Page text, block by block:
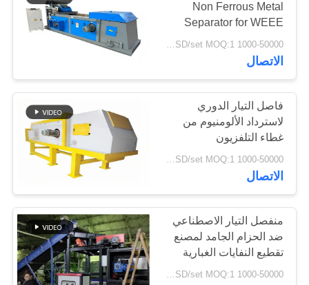
مضخات الطرد
المركزي الصناعية
37
ورأى النسيج الصناعي
141
Non Ferrous Metal
Separator for WEEE
Recycling Facility (مفرز
معدني غير حديدي لمرافق
إعادة تدوير WEEE)
الاتصال
فاصل التيار الدوري
لاسترداد الألومنيوم من
غطاء التلفزيون
1000-50000 USD/set MOQ:1 مجموعات
الاتصال
منفصل التيار الاصطناعي
ضد الحزام الجامد لمصنع
تقطيع النفايات الغبارية
1000-50000 USD/set MOQ:1 مجموعات